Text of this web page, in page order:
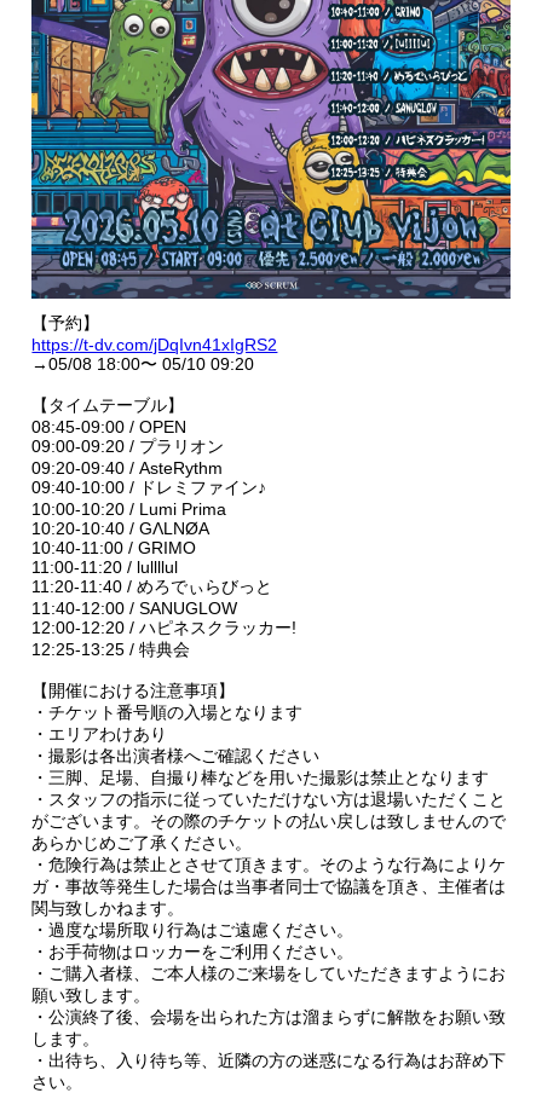
【予約】
https://t-dv.com/jDqIvn41xIgRS2
→05/08 18:00〜 05/10 09:20
【タイムテーブル】
08:45-09:00 / OPEN
09:00-09:20 / プラリオン
09:20-09:40 / AsteRythm
09:40-10:00 / ドレミファイン♪
10:00-10:20 / Lumi Prima
10:20-10:40 / GΛLNØA
10:40-11:00 / GRIMO
11:00-11:20 / lullllul
11:20-11:40 / めろでぃらびっと
11:40-12:00 / SANUGLOW
12:00-12:20 / ハピネスクラッカー!
12:25-13:25 / 特典会
【開催における注意事項】
・チケット番号順の入場となります
・エリアわけあり
・撮影は各出演者様へご確認ください
・三脚、足場、自撮り棒などを用いた撮影は禁止となります
・スタッフの指示に従っていただけない方は退場いただくこと
がございます。その際のチケットの払い戻しは致しませんので
あらかじめご了承ください。
・危険行為は禁止とさせて頂きます。そのような行為によりケ
ガ・事故等発生した場合は当事者同士で協議を頂き、主催者は
関与致しかねます。
・過度な場所取り行為はご遠慮ください。
・お手荷物はロッカーをご利用ください。
・ご購入者様、ご本人様のご来場をしていただきますようにお
願い致します。
・公演終了後、会場を出られた方は溜まらずに解散をお願い致
します。
・出待ち、入り待ち等、近隣の方の迷惑になる行為はお辞め下
さい。